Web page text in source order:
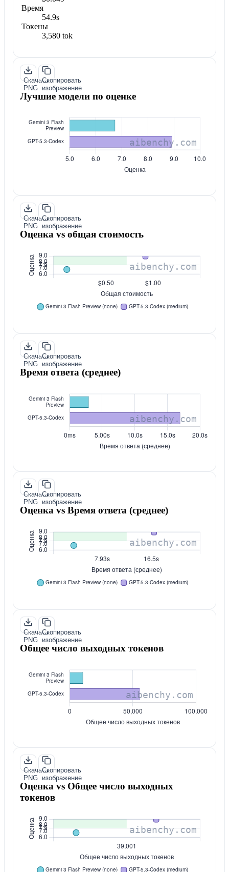
Время
54.9s
Токены
3,580 tok
Скачать
PNG
Скопировать
изображение
Лучшие модели по оценке
Скачать
PNG
Скопировать
изображение
Оценка vs общая стоимость
Скачать
PNG
Скопировать
изображение
Время ответа (среднее)
Скачать
PNG
Скопировать
изображение
Оценка vs Время ответа (среднее)
Скачать
PNG
Скопировать
изображение
Общее число выходных токенов
Скачать
PNG
Скопировать
изображение
Оценка vs Общее число выходных
токенов